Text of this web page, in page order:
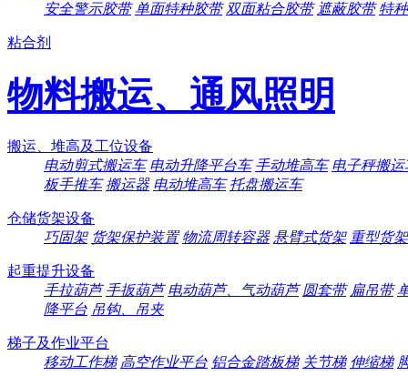
安全警示胶带 单面特种胶带 双面粘合胶带 遮蔽胶带 特
粘合剂
物料搬运、通风照明
搬运、堆高及工位设备
电动剪式搬运车 电动升降平台车 手动堆高车 电子秤搬运
板手推车 搬运器 电动堆高车 托盘搬运车
仓储货架设备
巧固架 货架保护装置 物流周转容器 悬臂式货架 重型货架
起重提升设备
手拉葫芦 手扳葫芦 电动葫芦、气动葫芦 圆套带 扁吊带
降平台 吊钩、吊夹
梯子及作业平台
移动工作梯 高空作业平台 铝合金踏板梯 关节梯 伸缩梯